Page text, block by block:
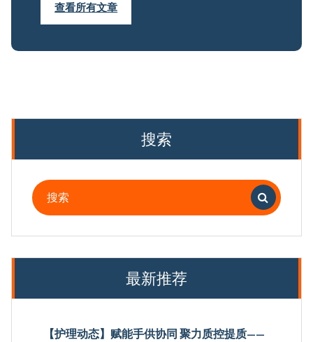
查看所有文章
搜索
搜
索：
最新推荐
【护理动态】赋能手供协同 聚力质控提质——